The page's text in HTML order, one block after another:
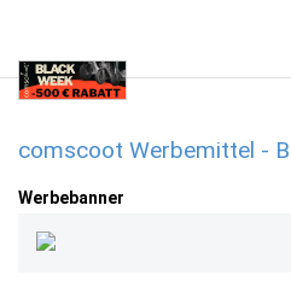
comscoot Werbemittel -
Werbebanner